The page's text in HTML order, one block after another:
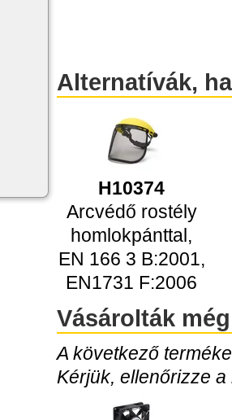
Alternatívák,
H10374
Arcvédő rostély
homlokpánttal,
EN 166 3 B:2001,
EN1731 F:2006
Vásárolták még
A következő
Kérjük, ellenőrizze